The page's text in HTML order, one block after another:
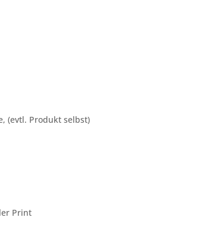
(evtl. Produkt selbst)
Print